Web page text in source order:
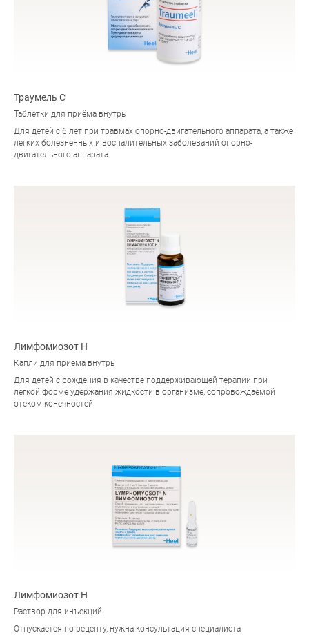
Траумель С
Таблетки для приёма внутрь
Для детей с 6 лет при травмах опорно-двигательного аппарата, а также
легких болезненных и воспалительных заболеваний опорно-
двигательного аппарата
Лимфомиозот Н
Капли для приема внутрь
Для детей с рождения в качестве поддерживающей терапии при
легкой форме удержания жидкости в организме, сопровождаемой
отеком конечностей
Лимфомиозот Н
Раствор для инъекций
Отпускается по рецепту, нужна консультация специалиста